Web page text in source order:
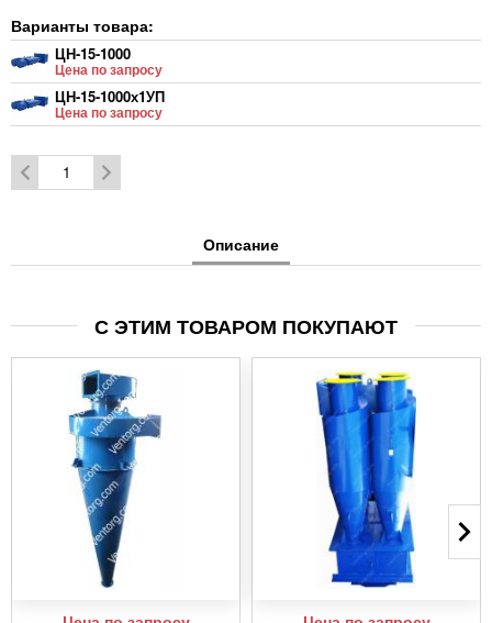
Варианты товара:
ЦН-15-1000
Цена по запросу
ЦН-15-1000х1УП
Цена по запросу
Описание
С ЭТИМ ТОВАРОМ ПОКУПАЮТ